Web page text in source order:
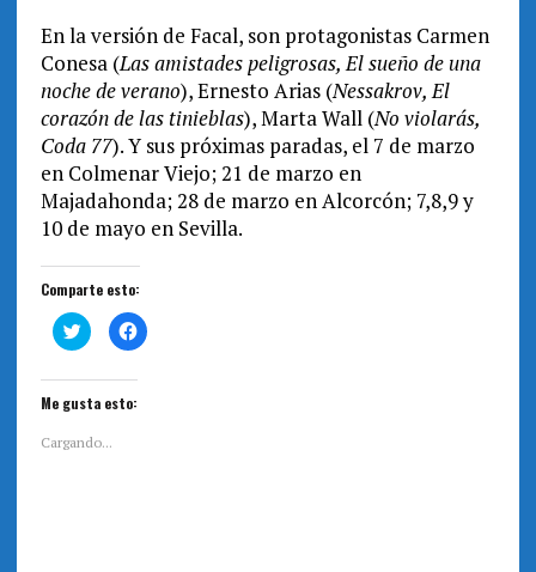
En la versión de Facal, son protagonistas Carmen
Conesa (Las amistades peligrosas, El sueño de una
noche de verano), Ernesto Arias (Nessakrov, El
corazón de las tinieblas), Marta Wall (No violarás,
Coda 77). Y sus próximas paradas, el 7 de marzo
en Colmenar Viejo; 21 de marzo en
Majadahonda; 28 de marzo en Alcorcón; 7,8,9 y
10 de mayo en Sevilla.
Comparte esto:
H
a
l
i
c
a
H
a
Me gusta esto:
Cargando...